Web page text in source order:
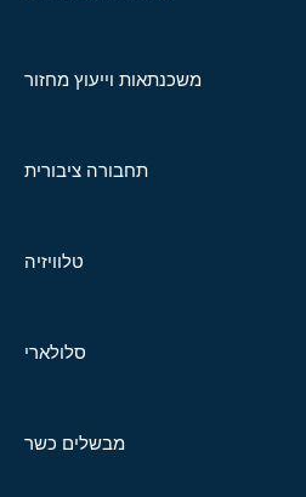
משכנתאות וייעוץ מחזור
תחבורה ציבורית
טלוויזיה
סלולארי
מבשלים כשר